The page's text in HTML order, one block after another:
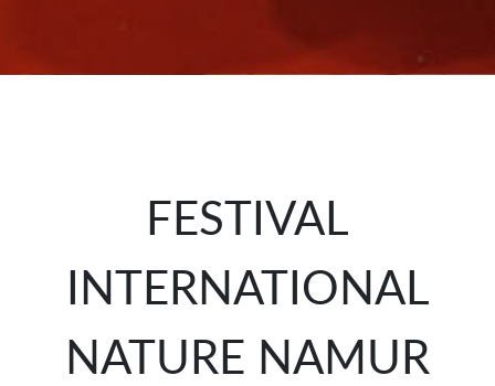
FESTIVAL
INTERNATIONAL
NATURE NAMUR